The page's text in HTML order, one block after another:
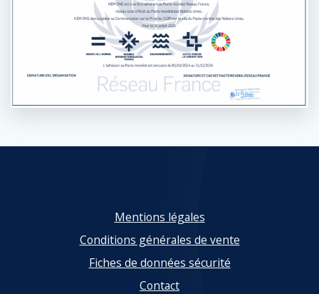
Mentions légales
Conditions générales de vente
Fiches de données sécurité
Contact